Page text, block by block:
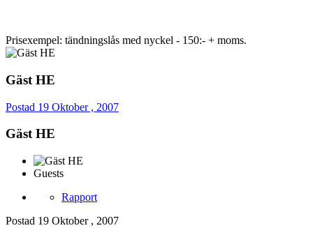
Prisexempel: tändningslås med nyckel - 150:- + moms.
Gäst HE
Postad 19 Oktober , 2007
Gäst HE
Guests
Rapport
Postad 19 Oktober , 2007